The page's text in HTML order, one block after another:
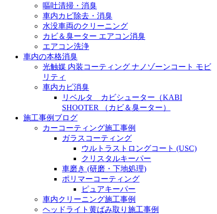
嘔吐清掃・消臭
車内カビ除去・消臭
水没車両のクリーニング
カビ＆臭ーター エアコン消臭
エアコン洗浄
車内の本格消臭
光触媒 内装コーティング ナノゾーンコート モビ
リティ
車内カビ消臭
リベルタ カビシューター（KABI
SHOOTER （カビ＆臭ーター）
施工事例ブログ
カーコーティング施工事例
ガラスコーティング
ウルトラストロングコート (USC)
クリスタルキーパー
車磨き (研磨・下地処理)
ポリマーコーティング
ピュアキーパー
車内クリーニング施工事例
ヘッドライト黄ばみ取り施工事例